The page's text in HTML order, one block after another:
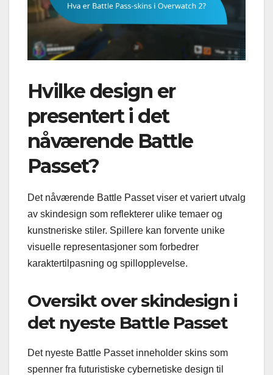
Hvilke design er
presentert i det
nåværende Battle
Passet?
Det nåværende Battle Passet viser et variert utvalg
av skindesign som reflekterer ulike temaer og
kunstneriske stiler. Spillere kan forvente unike
visuelle representasjoner som forbedrer
karaktertilpasning og spillopplevelse.
Oversikt over skindesign i
det nyeste Battle Passet
Det nyeste Battle Passet inneholder skins som
spenner fra futuristiske cybernetiske design til